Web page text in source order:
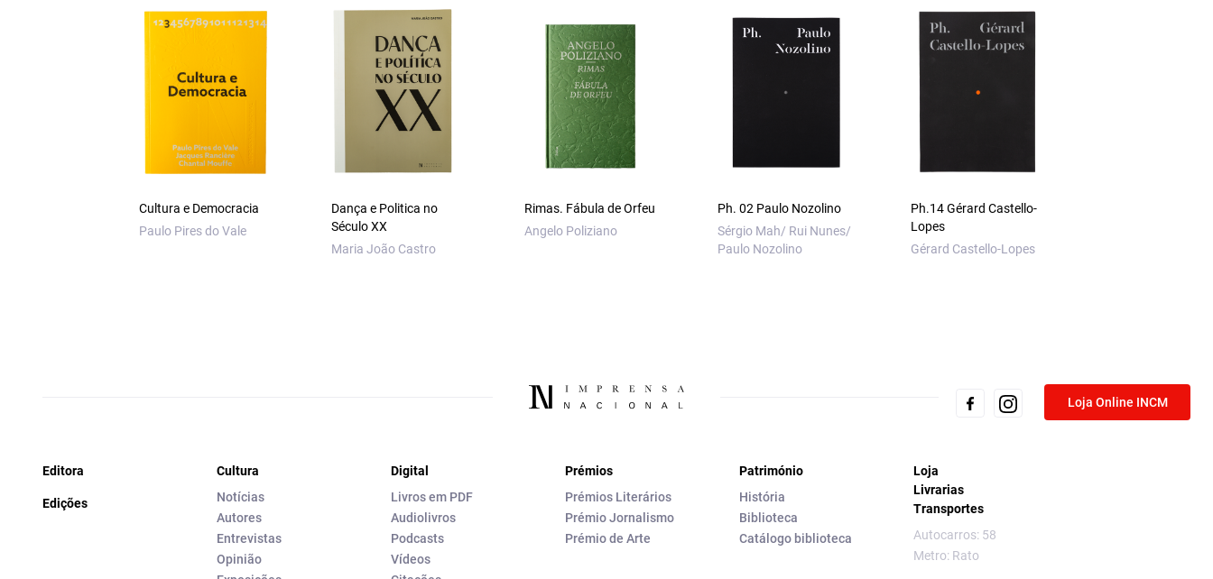
Cultura e Democracia
Paulo Pires do Vale
Dança e Politica no
Século XX
Maria João Castro
Rimas. Fábula de Orfeu
Angelo Poliziano
Ph. 02 Paulo Nozolino
Sérgio Mah/ Rui Nunes/
Paulo Nozolino
Ph.14 Gérard Castello-
Lopes
Gérard Castello-Lopes
Loja Online INCM
Editora
Edições
Cultura
Notícias
Autores
Entrevistas
Opinião
Digital
Livros em PDF
Audiolivros
Podcasts
Vídeos
Prémios
Prémios Literários
Prémio Jornalismo
Prémio de Arte
Património
História
Biblioteca
Catálogo biblioteca
Loja
Livrarias
Transportes
Autocarros: 58
Metro: Rato